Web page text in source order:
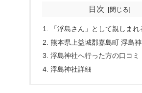
目次
「浮島さん」として親しま
熊本県上益城郡嘉島町 浮島
浮島神社へ行った方の口コミ
浮島神社詳細